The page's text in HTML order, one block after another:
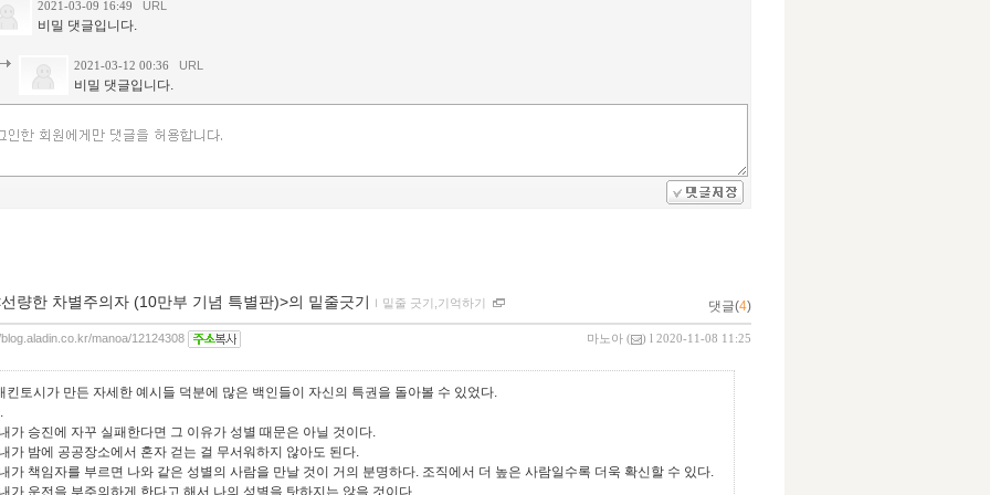
2021-03-09 16:49 URL
비밀 댓글입니다.
2021-03-12 00:36 URL
비밀 댓글입니다.
량한 차별주의자 (10만부 기념 특별판)>의 밑줄긋기 ｌ 밑줄 긋기,기억하기 댓글(4)
마노아 ( ) l 2020-11-08 11:25
manoa/12124308
킨토시가 만든 자세한 예시들 덕분에 많은 백인들이 자신의 특권을 돌아볼 수 있었다.
가 승진에 자꾸 실패한다면 그 이유가 성별 때문은 아닐 것이다.
가 밤에 공공장소에서 혼자 걷는 걸 무서워하지 않아도 된다.
가 책임자를 부르면 나와 같은 성별의 사람을 만날 것이 거의 분명하다. 조직에서 더 높은 사람일수록 더욱 확신할 수 있다.